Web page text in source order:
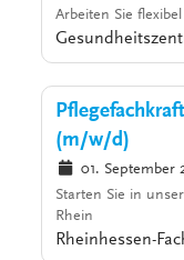
Arbeiten Sie
(m/w/d)
01. September
Starten Sie in
Rhein
Rheinhessen-